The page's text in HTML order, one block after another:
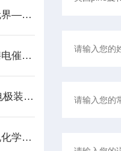
通用性为王，适配无界——昱丞机电旋转圆盘电极装置指领行业选型新方向
骆静利院士团队诚聘电催化方向研究员/副研究员/博士后/研究助理
MSR旋转圆盘圆环电极装置：电化学研究的得力助手
旋转玻碳盘电极：电化学研究的关键工具